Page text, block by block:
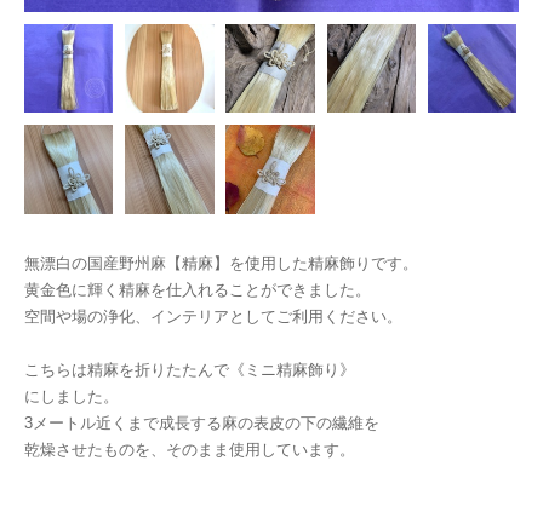
無漂白の国産野州麻【精麻】を使用した精麻飾りです。
黄金色に輝く精麻を仕入れることができました。
空間や場の浄化、インテリアとしてご利用ください。
こちらは精麻を折りたたんで《ミニ精麻飾り》
にしました。
3メートル近くまで成長する麻の表皮の下の繊維を
乾燥させたものを、そのまま使用しています。